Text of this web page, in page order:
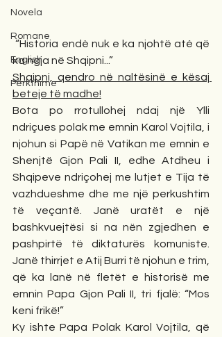
Novela
Romane
English
Përkthime
“Historia endè nuk e ka njohtë até që
ka ngja në Shqipni...”
Shqipni, qendro në naltësinë e kësaj
beteje të madhe!
Bota po rrotullohej ndaj një Ylli
ndriçues polak me emnin Karol Vojtila, i
njohun si Papë në Vatikan me emnin e
Shenjtë Gjon Pali II, edhe Atdheu i
Shqipeve ndriçohej me lutjet e Tija të
vazhdueshme dhe me një perkushtim
të veçantë. Janë uratët e një
bashkvuejtësi si na nën zgjedhen e
pashpirtë të diktaturës komuniste.
Janë thirrjet e Atij Burri të njohun e trim,
që ka lanë në fletët e historisë me
emnin Papa Gjon Pali II, tri fjalë: “Mos
keni frikë!”
Ky ishte Papa Polak Karol Vojtila, që